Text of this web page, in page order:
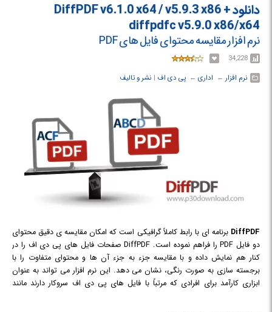
دانلود DiffPDF v6.1.0 x64 / v5.9.3 x86 +
diffpdfc v5.9.0 x86/x64
نرم افزار مقایسه محتوای فایل های PDF
34,228
نرم افزار ← ‏ اداری ← ‏ پی دی اف ‏| نشر و تالیف
DiffPDF برنامه ای با رابط کاملاً گرافیکی است که امکان مقایسه ی دقیق محتوای
دو فایل PDF را فراهم نموده است. DiffPDF صفحات فایل های پی دی اف را در
کنار هم نمایش داده و با مقایسه جزء به جزء آن ها و محتوای متفاوت را با
برجسته سازی به صورت رنگی، نشان می دهد. این نرم افزار می تواند به عنوان
ابزاری کارآمد برای افرادی که مرتباً با فایل های پی دی اف سروکار دارند مانند